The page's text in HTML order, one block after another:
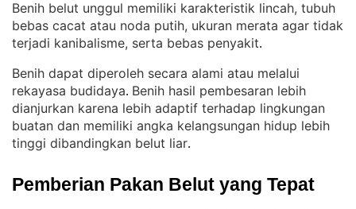
Benih belut unggul memiliki karakteristik lincah, tubuh
bebas cacat atau noda putih, ukuran merata agar tidak
terjadi kanibalisme, serta bebas penyakit.
Benih dapat diperoleh secara alami atau melalui
rekayasa budidaya. Benih hasil pembesaran lebih
dianjurkan karena lebih adaptif terhadap lingkungan
buatan dan memiliki angka kelangsungan hidup lebih
tinggi dibandingkan belut liar.
Pemberian Pakan Belut yang Tepat